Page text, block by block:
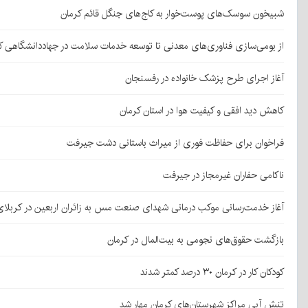
شبیخون سوسک‌های پوست‌خوار به کاج‌های جنگل قائم کرمان
از بومی‌سازی فناوری‌های معدنی تا توسعه خدمات سلامت در جهاددانشگاهی
آغاز اجرای طرح پزشک خانواده در رفسنجان
کاهش دید افقی و کیفیت هوا در استان کرمان
فراخوان برای حفاظت فوری از میراث باستانی دشت جیرفت
ناکامی حفاران غیرمجاز در جیرفت
آغاز خدمت‌رسانی موکب درمانی شهدای صنعت مس به زائران اربعین در
بازگشت حقوق‌های نجومی به بیت‌المال در کرمان
کودکان کار در کرمان ۳۰ درصد کمتر شدند
تنش آبی مراکز شهرستان‌های کرمان مهار شد